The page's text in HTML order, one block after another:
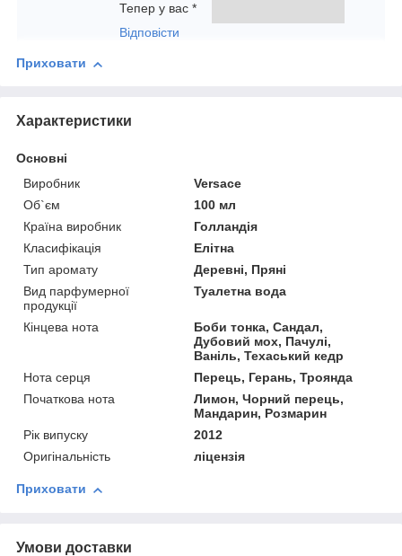
Тепер у вас *
Відповісти
Приховати
Характеристики
Основні
Виробник
Versace
Об`єм
100 мл
Країна виробник
Голландія
Класифікація
Елітна
Тип аромату
Деревні, Пряні
Вид парфумерної
продукції
Туалетна вода
Кінцева нота
Боби тонка, Сандал,
Дубовий мох, Пачулі,
Ваніль, Техаський кедр
Нота серця
Перець, Герань, Троянда
Початкова нота
Лимон, Чорний перець,
Мандарин, Розмарин
Рік випуску
2012
Оригінальність
ліцензія
Приховати
Умови доставки